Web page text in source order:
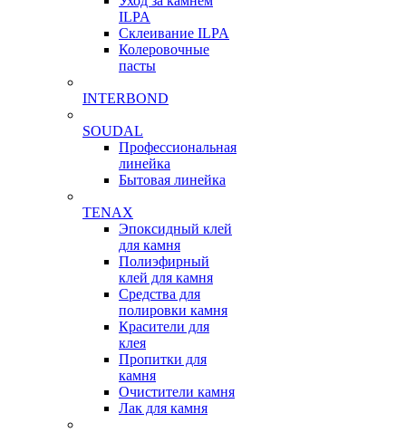
ILPA
Склеивание ILPA
Колеровочные
пасты
INTERBOND
SOUDAL
Профессиональная
линейка
Бытовая линейка
TENAX
Эпоксидный клей
для камня
Полиэфирный
клей для камня
Средства для
полировки камня
Красители для
клея
Пропитки для
камня
Очистители камня
Лак для камня